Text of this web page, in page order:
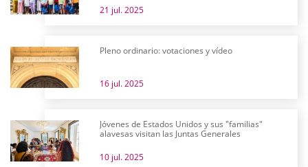
21 jul. 2025
Pleno ordinario: votaciones y vídeo
16 jul. 2025
Jóvenes de Estados Unidos y sus "familias"
alavesas visitan las Juntas Generales
10 jul. 2025